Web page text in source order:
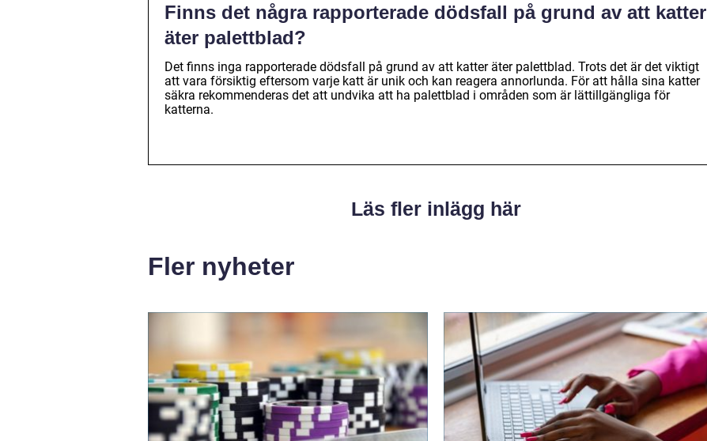
Finns det några rapporterade dödsfall på grund av att katter
äter palettblad?
Det finns inga rapporterade dödsfall på grund av att katter äter palettblad. Trots det är det viktigt
att vara försiktig eftersom varje katt är unik och kan reagera annorlunda. För att hålla sina katter
säkra rekommenderas det att undvika att ha palettblad i områden som är lättillgängliga för
katterna.
Läs fler inlägg här
Fler nyheter